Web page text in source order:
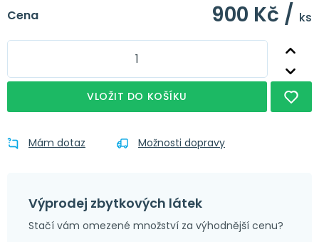
Cena
900 Kč / ks
VLOŽIT DO KOŠÍKU
Mám dotaz Možnosti dopravy
Výprodej zbytkových látek
Stačí vám omezené množství za výhodnější cenu?